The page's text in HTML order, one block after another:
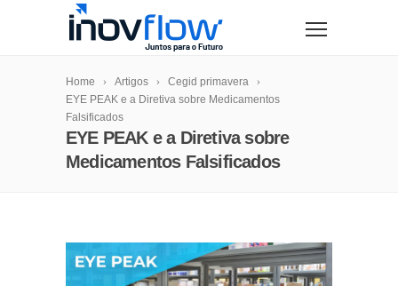
Home Artigos
Cegid primavera
EYE PEAK e a Diretiva sobre Medicamentos
Falsificados
EYE PEAK e a Diretiva sobre
Medicamentos Falsificados